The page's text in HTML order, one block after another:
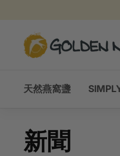
金
燕
天然燕窩盞
新聞